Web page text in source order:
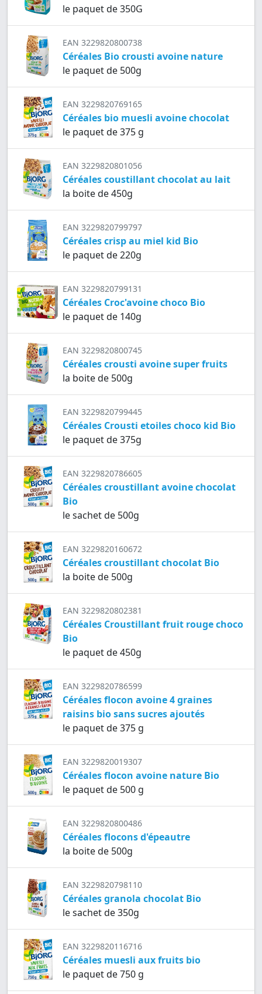
le paquet de 350G
EAN 3229820800738
Céréales Bio crousti avoine nature
le paquet de 500g
EAN 3229820769165
Céréales bio muesli avoine chocolat
le paquet de 375 g
EAN 3229820801056
Céréales coustillant chocolat au lait
la boite de 450g
EAN 3229820799797
Céréales crisp au miel kid Bio
le paquet de 220g
EAN 3229820799131
Céréales Croc'avoine choco Bio
le paquet de 140g
EAN 3229820800745
Céréales crousti avoine super fruits
la boite de 500g
EAN 3229820799445
Céréales Crousti etoiles choco kid Bio
le paquet de 375g
EAN 3229820786605
Céréales croustillant avoine chocolat
Bio
le sachet de 500g
EAN 3229820160672
Céréales croustillant chocolat Bio
la boite de 500g
EAN 3229820802381
Céréales Croustillant fruit rouge choco
Bio
le paquet de 450g
EAN 3229820786599
Céréales flocon avoine 4 graines
raisins bio sans sucres ajoutés
le paquet de 375 g
EAN 3229820019307
Céréales flocon avoine nature Bio
le paquet de 500 g
EAN 3229820800486
Céréales flocons d'épeautre
la boite de 500g
EAN 3229820798110
Céréales granola chocolat Bio
le sachet de 350g
EAN 3229820116716
Céréales muesli aux fruits bio
le paquet de 750 g